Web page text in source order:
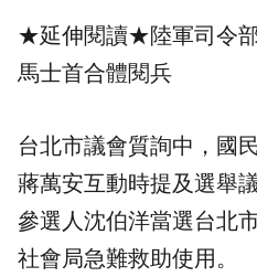
★延伸閱讀★陸軍司令
馬士首合體閱兵
台北市議會質詢中，國
蔣萬安互動時提及選舉
參選人沈伯洋當選台北
社會局急難救助使用。